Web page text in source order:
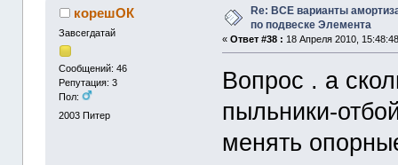
корешОК
Завсегдатай
Сообщений: 46
Репутация: 3
Пол:
2003 Питер
Re: ВСЕ варианты
по подвеске Элемента
«Ответ #38 : 18 Апреля 2010,
Вопрос . а
пыльники-
менять